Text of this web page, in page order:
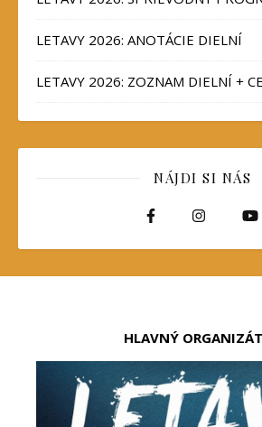
LETAVY 2026: ANOTÁCIE DIELNÍ
LETAVY 2026: ZOZNAM DIELNÍ +
NÁJDI SI NÁS
HLAVNÝ